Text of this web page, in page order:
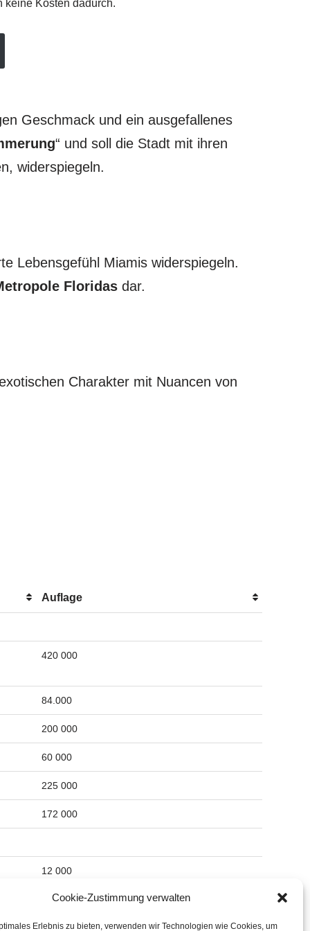
Cookie-Zustimmung verwalten
Erlebnis zu bieten, verwenden wir Technologien wie Cookies, um
keine Kosten dadurch.
Geschmack und ein ausgefallenes
“ und soll die Stadt mit ihren
widerspiegeln.
Lebensgefühl Miamis widerspiegeln.
Floridas dar.
Charakter mit Nuancen von
Auflage
420 000
84.000
200 000
60 000
225 000
172 000
12 000
180 000 (Mexico)